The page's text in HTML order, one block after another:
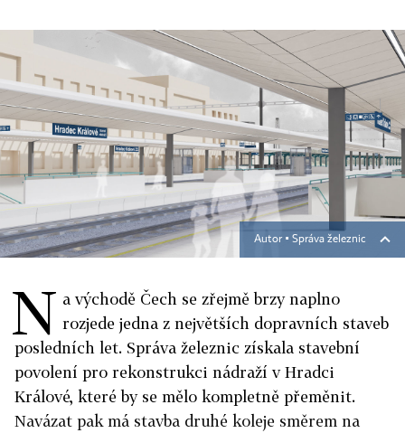
Autor ▪ Správa železnic
N a východě Čech se zřejmě brzy naplno
rozjede jedna z největších dopravních staveb
posledních let. Správa železnic získala stavební
povolení pro rekonstrukci nádraží v Hradci
Králové, které by se mělo kompletně přeměnit.
Navázat pak má stavba druhé koleje směrem na